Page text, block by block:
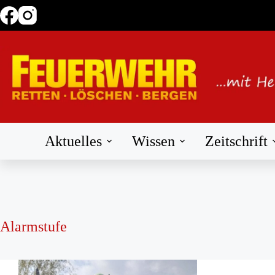
Zum
Inhalt
Aktuelles Wissen Zeitschrift
Alarmstufe